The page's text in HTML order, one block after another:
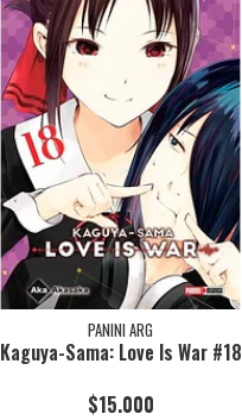
PANINI ARG
Kaguya-Sama: Love Is War #18
$15.000